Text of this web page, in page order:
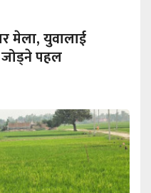
मेला, युवालाई
जोड्ने पहल